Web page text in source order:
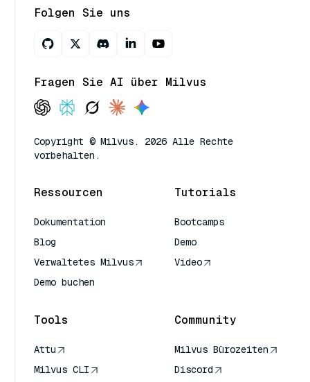
Folgen Sie uns
Fragen Sie AI über Milvus
Copyright © Milvus. 2026 Alle Rechte
vorbehalten.
Ressourcen
Dokumentation
Blog
Verwaltetes Milvus
Demo buchen
Tutorials
Bootcamps
Demo
Video
Tools
Attu
Milvus CLI
Community
Milvus Bürozeiten
Discord